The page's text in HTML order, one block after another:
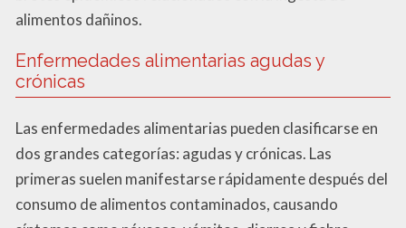
alimentos dañinos.
Enfermedades alimentarias agudas y
crónicas
Las enfermedades alimentarias pueden clasificarse en
dos grandes categorías: agudas y crónicas. Las
primeras suelen manifestarse rápidamente después del
consumo de alimentos contaminados, causando